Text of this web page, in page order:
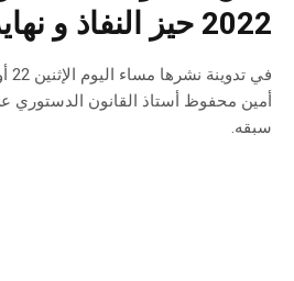
2022 حيز النفاذ و نهاية ما سبقه…
أمين محفوظ أستاذ القانون الدستوري
سبقه.